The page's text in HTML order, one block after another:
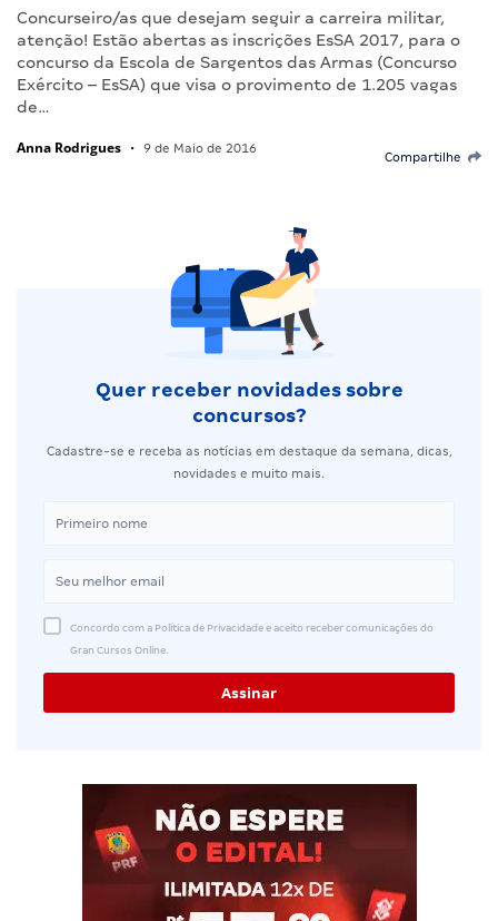
Concurseiro/as que desejam seguir a carreira militar,
atenção! Estão abertas as inscrições EsSA 2017, para o
concurso da Escola de Sargentos das Armas (Concurso
Exército – EsSA) que visa o provimento de 1.205 vagas
de…
Anna Rodrigues • 9 de Maio de 2016
Compartilhe
Quer receber novidades sobre
concursos?
Cadastre-se e receba as notícias em destaque da semana, dicas,
novidades e muito mais.
Concordo com a Política de Privacidade e aceito receber comunicações do
Gran Cursos Online.